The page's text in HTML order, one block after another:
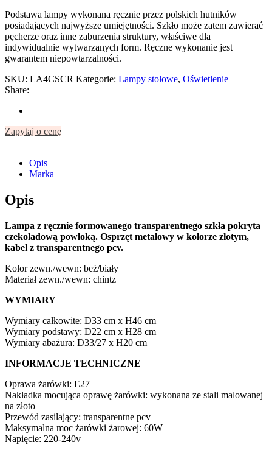
Podstawa lampy wykonana ręcznie przez polskich hutników
posiadających najwyższe umiejętności. Szkło może zatem zawierać
pęcherze oraz inne zaburzenia struktury, właściwe dla
indywidualnie wytwarzanych form. Ręczne wykonanie jest
gwarantem niepowtarzalności.
SKU: LA4CSCR Kategorie: Lampy stołowe, Oświetlenie
Share:
Zapytaj o cenę
Opis
Marka
Opis
Lampa z ręcznie formowanego transparentnego szkła pokryta
czekoladową powłoką. Osprzęt metalowy w kolorze złotym,
kabel z transparentnego pcv.
Kolor zewn./wewn: beż/biały
Materiał zewn./wewn: chintz
WYMIARY
Wymiary całkowite: D33 cm x H46 cm
Wymiary podstawy: D22 cm x H28 cm
Wymiary abażura: D33/27 x H20 cm
INFORMACJE TECHNICZNE
Oprawa żarówki: E27
Nakładka mocująca oprawę żarówki: wykonana ze stali malowanej
na złoto
Przewód zasilający: transparentne pcv
Maksymalna moc żarówki żarowej: 60W
Napięcie: 220-240v